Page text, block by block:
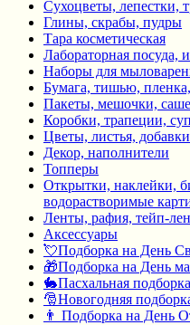
Сухоцветы, лепестки,
Глины, скрабы, пудры
Тара косметическая
Лабораторная посуда,
Наборы для
Бумага, тишью,
Пакеты, мешочки, саше
Коробки, трапеции,
Цветы, листья,
Декор, наполнители
Топперы
Открытки, наклейки,
водорастворимые
Ленты, рафия, тейп-
Аксессуары
💘Подборка на День
🎁Подборка на День
🐇Пасхальная подборка
🎅Новогодняя
👨 Подборка на День